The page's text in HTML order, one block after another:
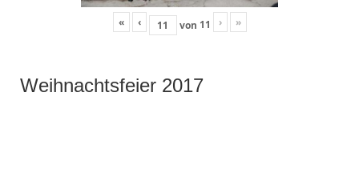
« ‹ von 11 › »
Weihnachtsfeier 2017